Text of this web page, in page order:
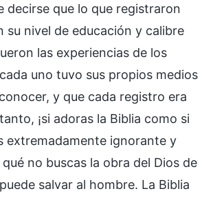
decirse que lo que registraron
su nivel de educación y calibre
las experiencias de los
uno tuvo sus propios medios
y que cada registro era
¡si adoras la Biblia como si
extremadamente ignorante y
no buscas la obra del Dios de
salvar al hombre. La Biblia